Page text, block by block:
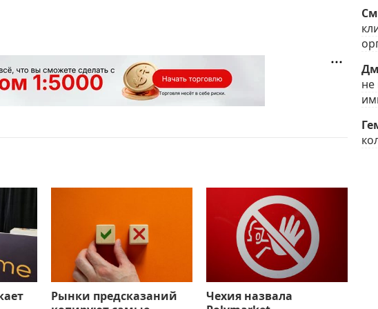
Рынки предсказаний
Чехия назвала